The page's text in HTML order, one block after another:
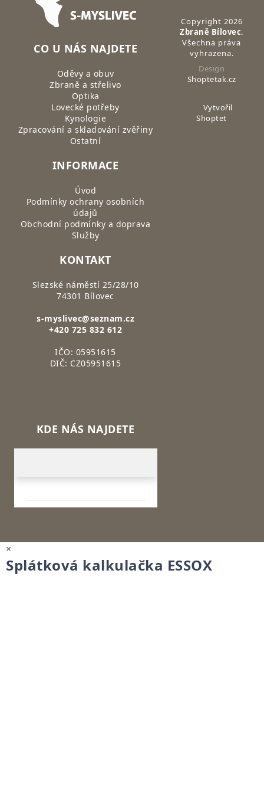
CO U NÁS NAJDETE
Oděvy a obuv
Zbraně a střelivo
Optika
Lovecké potřeby
Kynologie
Zpracování a skladování zvěřiny
Ostatní
INFORMACE
Úvod
Podmínky ochrany osobních
údajů
Obchodní podmínky a doprava
Služby
KONTAKT
Slezské náměstí 25/28/10
74301 Bílovec
s-myslivec@seznam.cz
+420 725 832 612
IČO: 05951615
DIČ: CZ05951615
KDE NÁS NAJDETE
Copyright 2026
Zbraně Bílovec.
Všechna práva
vyhrazena.
Design
Shoptetak.cz
Vytvořil
Shoptet
×
Splátková kalkulačka ESSOX